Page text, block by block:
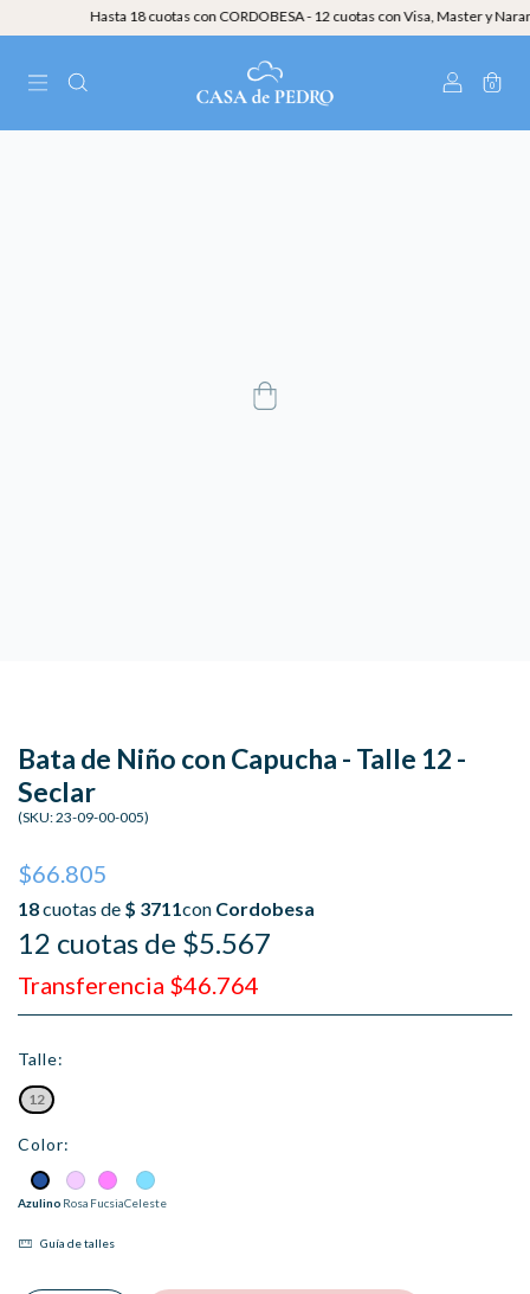
Hasta 18 cuotas con CORDOBESA - 12 cuotas con Visa, Master y
0
Bata de Niño con Capucha - Talle 12 -
Seclar
(SKU:23-09-00-005)
$66.805
12 cuotas de $5.567
Transferencia $46.764
Talle:
12
Color:
Azulino Rosa FucsiaCeleste
Guía de talles